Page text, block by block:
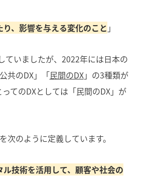
、影響を与える変化のこと 」
ていましたが、2022年には日本の
共のDX」「民間のDX」の3種類が
てのDXとしては「民間のDX」が
次のように定義しています。
技術を活用して、顧客や社会の